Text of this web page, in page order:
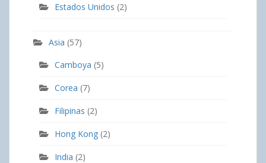
Estados Unidos (2)
Asia (57)
Camboya (5)
Corea (7)
Filipinas (2)
Hong Kong (2)
India (2)